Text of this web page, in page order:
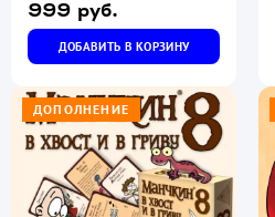
999 руб.
ДОБАВИТЬ В КОРЗИНУ
ДОПОЛНЕНИЕ